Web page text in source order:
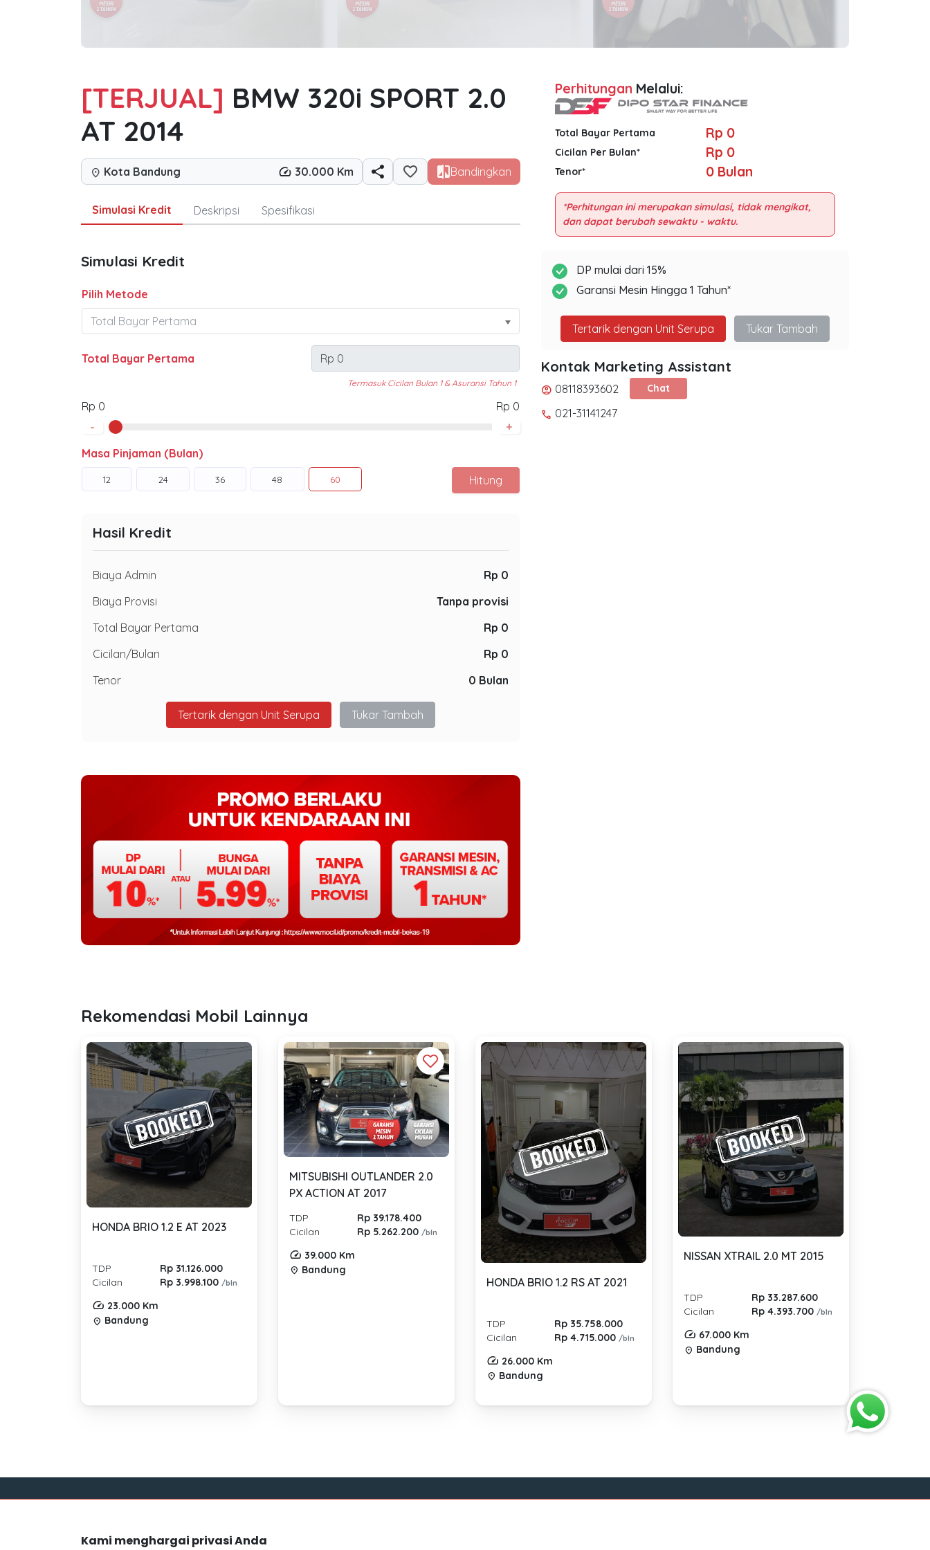
[TERJUAL] BMW 320i SPORT 2.0
AT 2014
location_on Kota Bandung 30.000 Km Bandingkan
Simulasi Kredit Deskripsi Spesifikasi
Simulasi Kredit
Pilih Metode
Total Bayar Pertama
Termasuk Cicilan Bulan 1 & Asuransi Tahun 1
Rp 0
Rp 0
-
+
Masa Pinjaman (Bulan)
12 24 36 48 60 Hitung
Hasil Kredit
Biaya Admin
Rp 0
Biaya Provisi
Tanpa provisi
Total Bayar Pertama
Rp 0
Cicilan/Bulan
Rp 0
Tenor
0 Bulan
Tertarik dengan Unit Serupa Tukar Tambah
Perhitungan Melalui:
Total Bayar Pertama Rp 0
Cicilan Per Bulan* Rp 0
Tenor* 0Bulan
*Perhitungan ini merupakan simulasi, tidak mengikat,
DP mulai dari 15%
Garansi Mesin Hingga 1 Tahun*
Tertarik dengan Unit Serupa Tukar Tambah
Kontak Marketing Assistant
account_circle 08118393602 Chat
phone 021-31141247
Rekomendasi Mobil Lainnya
HONDA BRIO 1.2 E AT 2023
TDP
Rp 31.126.000
Cicilan
Rp 3.998.100/bln
23.000 Km
location_on Bandung
MITSUBISHI OUTLANDER 2.0
PX ACTION AT 2017
TDP
Rp 39.178.400
Cicilan
Rp 5.262.200/bln
39.000 Km
location_on Bandung
HONDA BRIO 1.2 RS AT 2021
TDP
Rp 35.758.000
Cicilan
Rp 4.715.000/bln
26.000 Km
location_on Bandung
NISSAN XTRAIL 2.0 MT 2015
TDP
Rp 33.287.600
Cicilan
Rp 4.393.700/bln
67.000 Km
location_on Bandung
Mocil.id by DSF dikembangkan sebagai
Kami menghargai privasi Anda